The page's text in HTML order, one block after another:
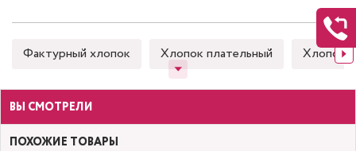
Фактурный хлопок Хлопок плательный Хлопок
ВЫ СМОТРЕЛИ
ПОХОЖИЕ ТОВАРЫ